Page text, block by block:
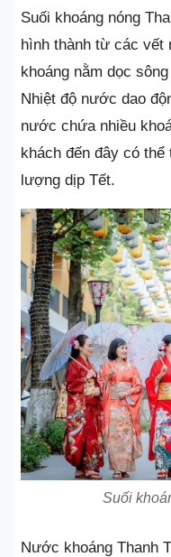
Suối khoáng nóng
hình thành từ các vết
khoáng nằm dọc
Nhiệt độ nước dao
nước chứa nhiều
khách đến đây có
lượng dịp Tết.
Suối
Nước khoáng Thanh